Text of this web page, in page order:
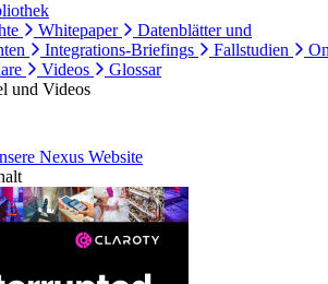
Whitepaper
Datenblätter und
Integrations-Briefings Fallstudien
Videos
Glossar
und Videos
Nexus Website